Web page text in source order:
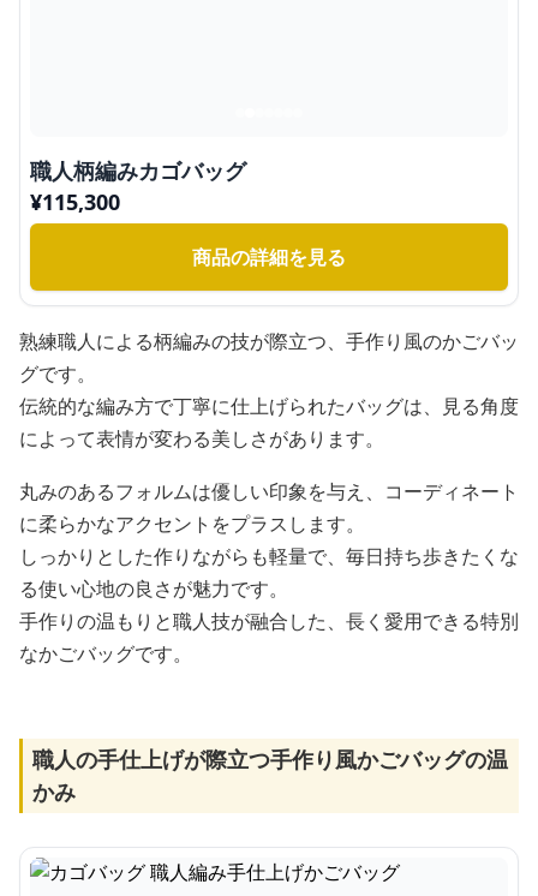
職人柄編みカゴバッグ
¥115,300
商品の詳細を見る
熟練職人による柄編みの技が際立つ、手作り風のかごバッ
グです。
伝統的な編み方で丁寧に仕上げられたバッグは、見る角度
によって表情が変わる美しさがあります。
丸みのあるフォルムは優しい印象を与え、コーディネート
に柔らかなアクセントをプラスします。
しっかりとした作りながらも軽量で、毎日持ち歩きたくな
る使い心地の良さが魅力です。
手作りの温もりと職人技が融合した、長く愛用できる特別
なかごバッグです。
職人の手仕上げが際立つ手作り風かごバッグの温
かみ